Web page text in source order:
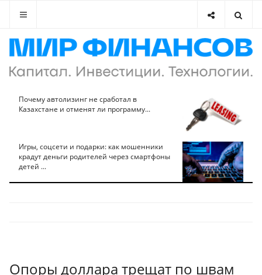
Почему автолизинг не сработал в
Казахстане и отменят ли программу...
Игры, соцсети и подарки: как мошенники
крадут деньги родителей через смартфоны
детей ...
Опоры доллара трещат по швам